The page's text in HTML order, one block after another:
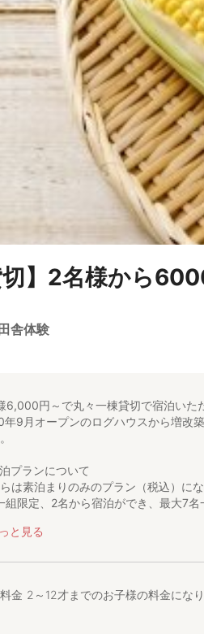
切】2名様から
舎体験
6,000円～で丸々一棟貸切で宿泊いた
年9月オープンのログハウスから増改
プランについて
は素泊まりのみのプラン（税込）にな
組限定、2名から宿泊ができ、最大7名
~ 1泊3,000円～
と見る
金 2～12才までのお子様の料金にな